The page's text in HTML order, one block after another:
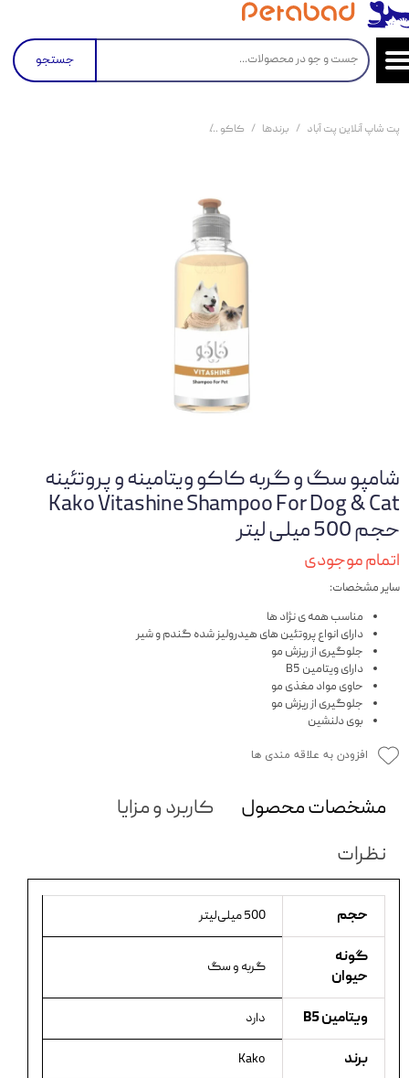
جستجو
پت شاپ آنلاین پت آباد برندها کاکو
شامپو سگ و گربه کاکو ویتامینه و پروتئینه
Kako Vitashine Shampoo For Dog & Cat
حجم 500 میلی لیتر
اتمام موجودی
سایر مشخصات:
مناسب همه ی نژاد ها
دارای انواع پروتئین های هیدرولیز شده گندم و شیر
جلوگیری از ریزش مو
دارای ویتامین B5
حاوی مواد مغذی مو
جلوگیری از ریزش مو
بوی دلنشین
افزودن به علاقه مندی ها
مشخصات محصول
کاربرد و مزایا
نظرات
حجم 500 میلی‌لیتر
گونه
حیوان
گربه و سگ
ویتامین B5 دارد
برند Kako